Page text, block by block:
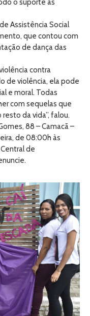
o suporte às
Assistência Social
que contou com
de dança das
contra
de violência, ela pode
e moral. Todas
com sequelas que
da vida”, falou.
88 – Camacã –
de 08:00h às
de